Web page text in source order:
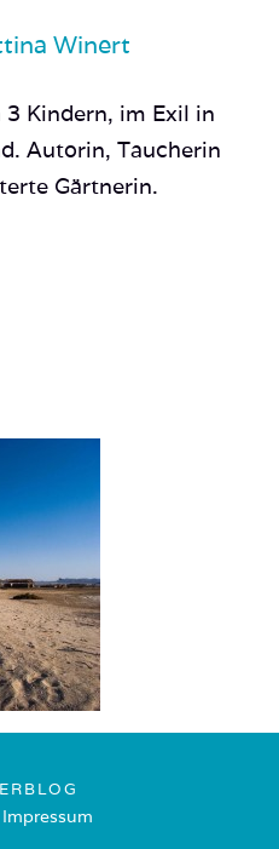
Winert
Kindern, im Exil in
Autorin, Taucherin
Gärtnerin.
Impressum